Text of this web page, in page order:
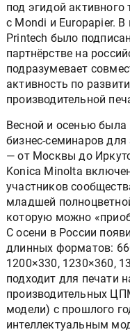
под эгидой активного
с Mondi и Europapier.
Printech было
партнёрстве на
подразумевает
активность по
производительной
Весной и осенью была
бизнес-семинаров
— от Москвы до
Konica Minolta
участников
младшей
которую можно
С осени в России
длинных форматов:
1200×330, 1230×360,
подходит для печати
производительных
модели) с прошлого
интеллектуальным